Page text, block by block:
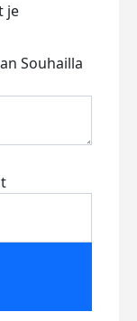
je
Souhailla